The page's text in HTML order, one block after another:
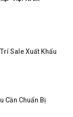
Sale Xuất Khẩu
Cần Chuẩn Bị